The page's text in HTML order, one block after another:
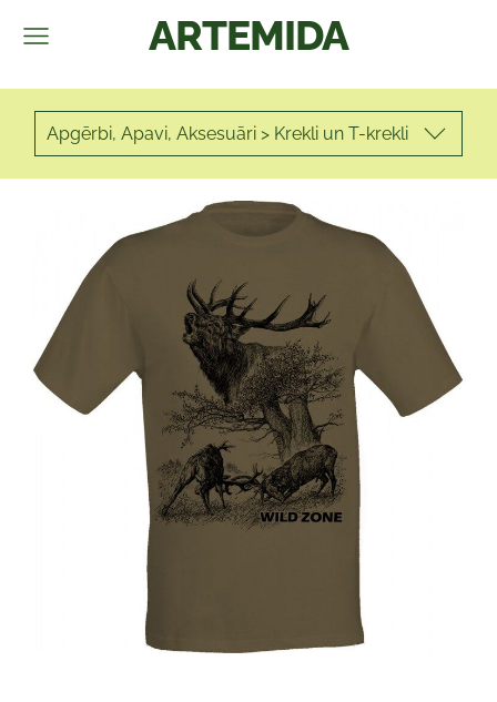
ARTEMIDA
Apgērbi, Apavi, Aksesuāri > Krekli un T-krekli